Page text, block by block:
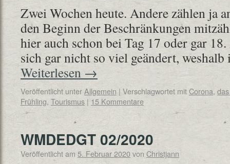
Zwei Wochen heute. Andere zählen ja
den Beginn der Beschränkungen
hier auch schon bei Tag 17 oder gar
sich gar nicht so viel geändert,
Weiterlesen →
Veröffentlicht unterAllgemein | Verschlagwortet mitCorona,
Frühling, Tourismus | 15 Kommentare
WMDEDGT 02/2020
Veröffentlicht am 5. Februar 2020von Christjann